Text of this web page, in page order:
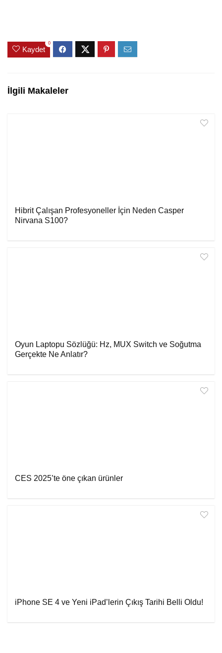
Kaydet
0
İlgili Makaleler
Hibrit Çalışan Profesyoneller İçin Neden Casper
Nirvana S100?
Oyun Laptopu Sözlüğü: Hz, MUX Switch ve Soğutma
Gerçekte Ne Anlatır?
CES 2025’te öne çıkan ürünler
iPhone SE 4 ve Yeni iPad’lerin Çıkış Tarihi Belli Oldu!